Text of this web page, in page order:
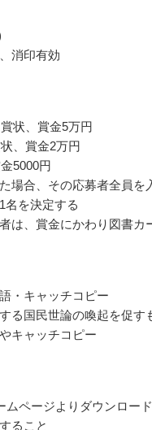
消印有効
状、賞金5万円
、賞金2万円
5000円
場合、その応募者全員を
名を決定する
は、賞金にかわり図書カ
・キャッチコピー
る国民世論の喚起を促す
キャッチコピー
ページよりダウンロード
ること